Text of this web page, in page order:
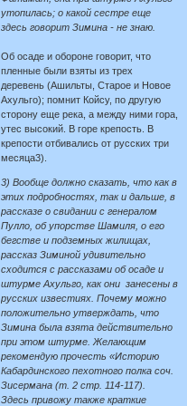
утопилась; о какой сестре еще
здесь говорит Зимина - не знаю.
Об осаде и обороне говорит, что
пленные были взяты из трех
деревень (Ашильты, Старое и Новое
Ахульго); помнит Койсу, по другую
сторону еще река, а между ними гора,
утес высокий. В горе крепость. В
крепости отбивались от русских три
месяца3).
3) Вообще должно сказать, что как в
этих подробностях, так и дальше, в
рассказе о свидании с генералом
Пулло, об упорстве Шамиля, о его
бегстве и подземных жилищах,
рассказ Зиминой удивительно
сходится с рассказами об осаде и
штурме Ахульго, как они занесены в
русских известиях. Почему можно
положительно утверждать, что
Зимина была взята действительно
при этом штурме. Желающим
рекомендую прочесть «Историю
Кабардинского пехотного полка соч.
Зисермана (т. 2 стр. 114-117).
Здесь привожу также краткие